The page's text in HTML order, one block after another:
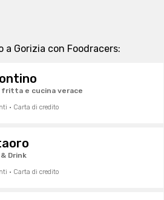
a Gorizia con Foodracers:
fritta e cucina verace
· Carta di credito
Drink
· Carta di credito